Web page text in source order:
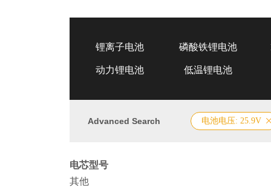
锂离子电池 磷酸铁锂电池
动力锂电池 低温锂电池
Advanced Search 电池电压: 25.9V
电芯型号
其他